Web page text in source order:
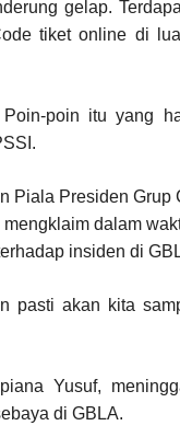
gelap.
tiket online di
poin itu yang
Piala Presiden Grup
dalam
insiden di
pasti akan kita
Yusuf,
di GBLA.